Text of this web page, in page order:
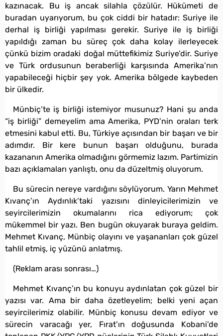
kazınacak. Bu iş ancak silahla çözülür. Hükümeti de
buradan uyarıyorum, bu çok ciddi bir hatadır: Suriye ile
derhal iş birliği yapılması gerekir. Suriye ile iş birliği
yapıldığı zaman bu süreç çok daha kolay ilerleyecek
çünkü bizim oradaki doğal müttefikimiz Suriye’dir. Suriye
ve Türk ordusunun beraberliği karşısında Amerika’nın
yapabileceği hiçbir şey yok. Amerika bölgede kaybeden
bir ülkedir.
Münbiç’te iş birliği istemiyor musunuz? Hani şu anda
“iş birliği” demeyelim ama Amerika, PYD’nin oraları terk
etmesini kabul etti. Bu, Türkiye açısından bir başarı ve bir
adımdır. Bir kere bunun başarı olduğunu, burada
kazananın Amerika olmadığını görmemiz lazım. Partimizin
bazı açıklamaları yanlıştı, onu da düzeltmiş oluyorum.
Bu sürecin nereye vardığını söylüyorum. Yarın Mehmet
Kıvanç’ın Aydınlık’taki yazısını dinleyicilerimizin ve
seyircilerimizin okumalarını rica ediyorum; çok
mükemmel bir yazı. Ben bugün okuyarak buraya geldim.
Mehmet Kıvanç, Münbiç olayını ve yaşananları çok güzel
tahlil etmiş, iç yüzünü anlatmış.
(Reklam arası sonrası…)
Mehmet Kıvanç’ın bu konuyu aydınlatan çok güzel bir
yazısı var. Ama bir daha özetleyelim; belki yeni açan
seyircilerimiz olabilir. Münbiç konusu devam ediyor ve
sürecin varacağı yer, Fırat’ın doğusunda Kobani’de